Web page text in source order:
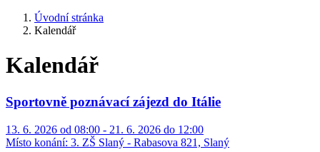
Úvodní stránka
Kalendář
Kalendář
Sportovně poznávací zájezd do Itálie
13. 6. 2026 od 08:00 - 21. 6. 2026 do 12:00
Místo konání: 3. ZŠ Slaný - Rabasova 821, Slaný